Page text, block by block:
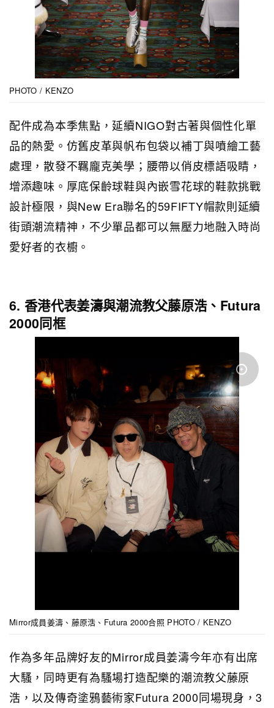
PHOTO / KENZO
配件成為本季焦點，延續NIGO對古著與個性化單
品的熱愛。仿舊皮革與帆布包袋以補丁與噴繪工藝
處理，散發不羈龐克美學；腰帶以俏皮標語吸睛，
增添趣味。厚底保齡球鞋與內嵌雪花球的鞋款挑戰
設計極限，與New Era聯名的59FIFTY帽款則延續
街頭潮流精神，不少單品都可以無壓力地融入時尚
愛好者的衣櫥。
6. 香港代表姜濤與潮流教父藤原浩、Futura
2000同框
Mirror成員姜濤、藤原浩、Futura 2000合照 PHOTO / KENZO
作為多年品牌好友的Mirror成員姜濤今年亦有出席
大騷，同時更有為騷場打造配樂的潮流教父藤原
浩，以及傳奇塗鴉藝術家Futura 2000同場現身，3